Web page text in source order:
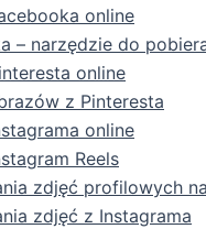
online
– narzędzie do
online
z Pinteresta
online
Reels
zdjęć profilowych
zdjęć z Instagrama